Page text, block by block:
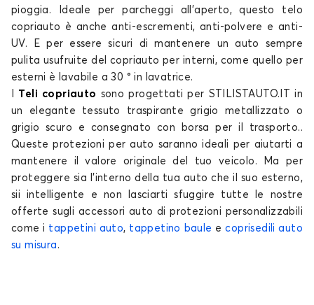
pioggia. Ideale per parcheggi all'aperto, questo telo
copriauto è anche anti-escrementi, anti-polvere e anti-
UV. E per essere sicuri di mantenere un auto sempre
pulita usufruite del copriauto per interni, come quello per
esterni è lavabile a 30 ° in lavatrice.
Teli copriauto sono progettati per STILISTAUTO.IT in
un elegante tessuto traspirante grigio metallizzato o
grigio scuro e consegnato con borsa per il trasporto..
Queste protezioni per auto saranno ideali per aiutarti a
mantenere il valore originale del tuo veicolo . Ma per
proteggere sia l'interno della tua auto che il suo esterno,
sii intelligente e non lasciarti sfuggire tutte le nostre
offerte sugli accessori auto di protezioni personalizzabili
come i tappetini auto, tappetino baule ecoprisedili auto
su misura .